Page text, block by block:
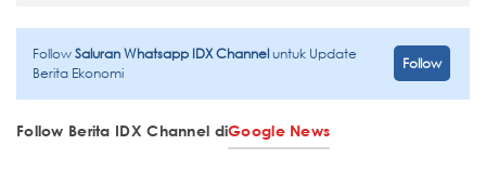
FollowSaluran Whatsapp IDX Channeluntuk Update
Berita Ekonomi
Follow
Follow Berita IDX Channel diGoogle News